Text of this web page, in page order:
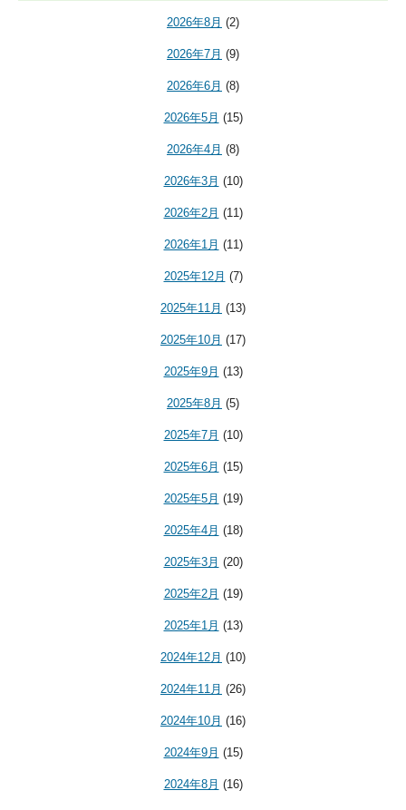
2026年8月 (2)
2026年7月 (9)
2026年6月 (8)
2026年5月 (15)
2026年4月 (8)
2026年3月 (10)
2026年2月 (11)
2026年1月 (11)
2025年12月 (7)
2025年11月 (13)
2025年10月 (17)
2025年9月 (13)
2025年8月 (5)
2025年7月 (10)
2025年6月 (15)
2025年5月 (19)
2025年4月 (18)
2025年3月 (20)
2025年2月 (19)
2025年1月 (13)
2024年12月 (10)
2024年11月 (26)
2024年10月 (16)
2024年9月 (15)
2024年8月 (16)